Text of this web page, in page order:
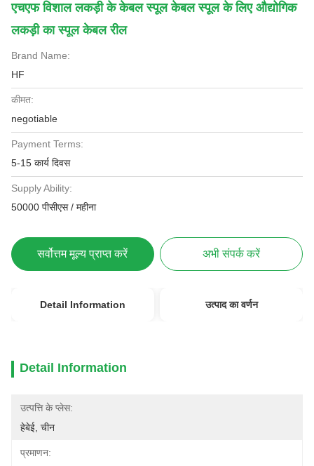
एचएफ विशाल लकड़ी के केबल स्पूल केबल स्पूल के लिए औद्योगिक
लकड़ी का स्पूल केबल रील
Brand Name:
HF
कीमत:
negotiable
Payment Terms:
5-15 कार्य दिवस
Supply Ability:
50000 पीसीएस / महीना
सर्वोत्तम मूल्य प्राप्त करें अभी संपर्क करें
Detail Information उत्पाद का वर्णन
Detail Information
उत्पत्ति के प्लेस:
हेबेई, चीन
प्रमाणन: